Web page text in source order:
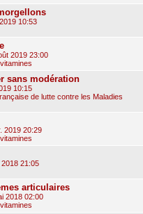
10:53
2019 23:00
sans modération
10:15
de lutte contre les Maladies
2019 20:29
2018 21:05
articulaires
2018 02:00